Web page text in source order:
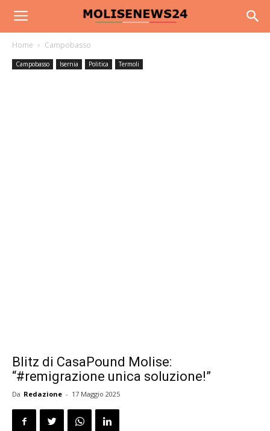
Home Campobasso
Campobasso Isernia Politica Termoli
Blitz di CasaPound Molise:
“#remigrazione unica soluzione!”
Da Redazione - 17 Maggio 2025